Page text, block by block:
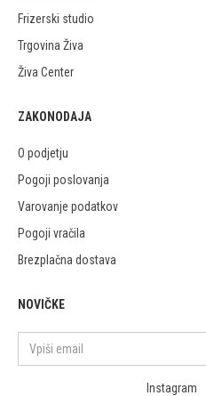
Frizerski studio
Trgovina Živa
Živa Center
ZAKONODAJA
O podjetju
Pogoji poslovanja
Varovanje podatkov
Pogoji vračila
Brezplačna dostava
NOVIČKE
Instagram